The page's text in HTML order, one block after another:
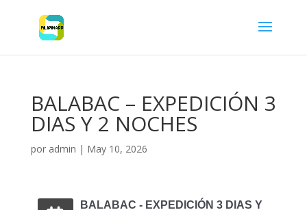
BALABAC – EXPEDICIÓN 3
DIAS Y 2 NOCHES
por admin | May 10, 2026
BALABAC - EXPEDICIÓN 3 DIAS Y